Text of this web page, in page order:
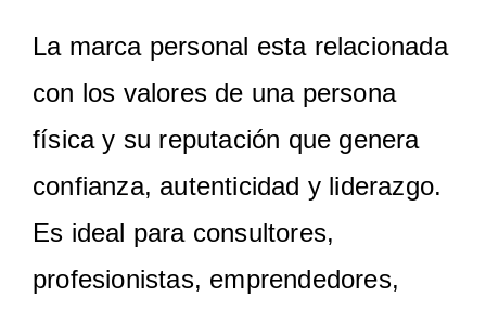
La marca personal esta relacionada
con los valores de una persona
física y su reputación que genera
confianza, autenticidad y liderazgo.
Es ideal para consultores,
profesionistas, emprendedores,